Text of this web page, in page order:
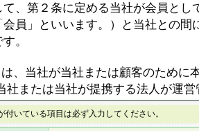
、第２条に定める当社が会員とし
員」といいます。）と当社との間
。
、当社が当社または顧客のために
社または当社が提携する法人が運
イト」といいます。）上に本サー
員がアンケー ト調査に回答する
付いている項目は必ず入力してください。